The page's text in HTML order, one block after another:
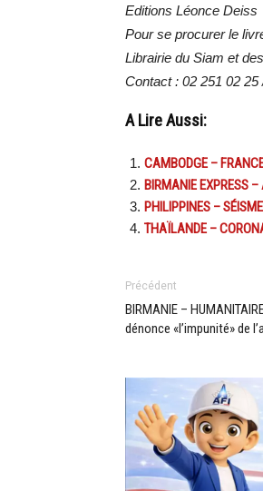
Editions Léonce Deiss
Pour se procurer le
Librairie du Siam et
Contact : 02 251 02 25
A Lire Aussi:
CAMBODGE –
BIRMANIE EXPRESS
PHILIPPINES –
THAÏLANDE –
Précédent
BIRMANIE –
dénonce «l’impunité» de